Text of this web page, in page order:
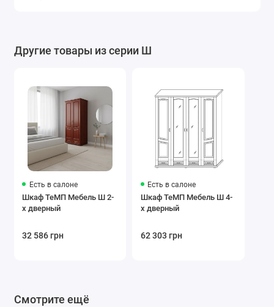
Другие товары из серии Ш
Есть в салоне
Шкаф ТеМП Мебель Ш 2-
х дверный
32 586 грн
Есть в салоне
Шкаф ТеМП Мебель Ш 4-
х дверный
62 303 грн
Смотрите ещё